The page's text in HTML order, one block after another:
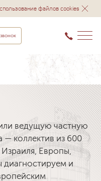
файлов cookies
ведущую частную
— коллектив из 600
Европы,
диагностируем и